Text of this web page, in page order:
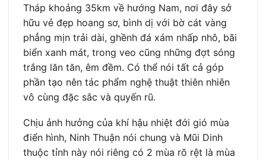
Tháp khoảng 35km về hướng Nam, nơi đây sở
hữu vẻ đẹp hoang sơ, bình dị với bờ cát vàng
phẳng mịn trải dài, ghềnh đá xám nhấp nhô, bãi
biển xanh mát, trong veo cũng những đợt sóng
trắng lăn tăn, êm đềm. Có thể nói tất cả góp
phần tạo nên tác phẩm nghệ thuật thiên nhiên
vô cùng đặc sắc và quyến rũ.
Chịu ảnh hưởng của khí hậu nhiệt đới gió mùa
điển hình, Ninh Thuận nói chung và Mũi Dinh
thuộc tỉnh này nói riêng có 2 mùa rõ rệt là mùa